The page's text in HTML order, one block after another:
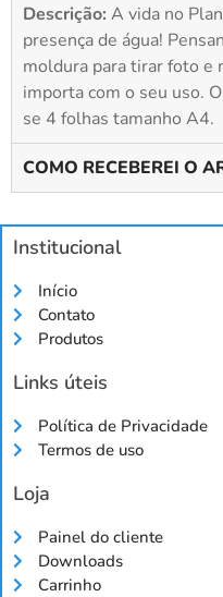
Descrição: A vida no
presença de água!
moldura para tirar foto e
importa com o seu uso.
se 4 folhas tamanho A4.
COMO RECEBEREI O
Institucional
Início
Contato
Produtos
Links úteis
Política de Privacidade
Termos de uso
Loja
Painel do cliente
Downloads
Carrinho